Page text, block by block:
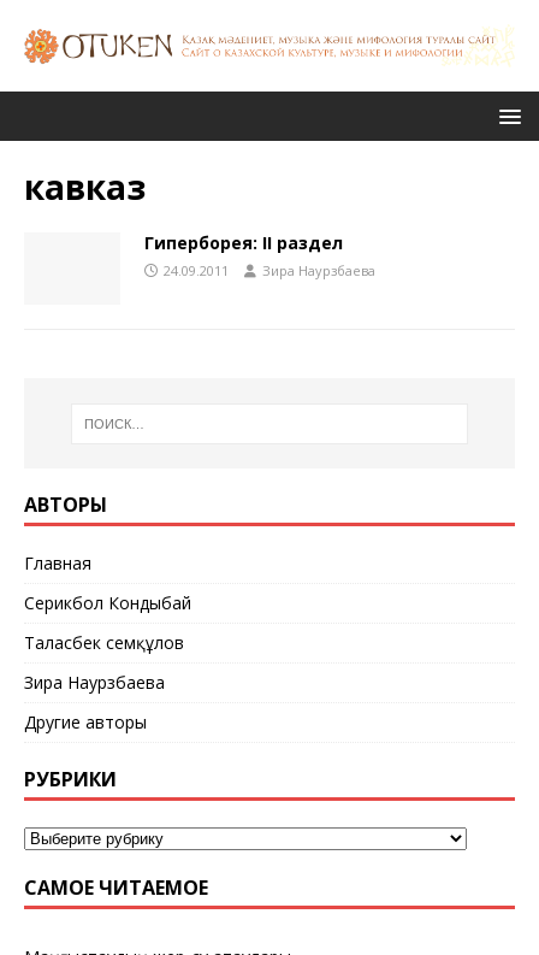
кавказ
Гиперборея: ҮІІ раздел
24.09.2011 Зира Наурзбаева
АВТОРЫ
Главная
Серикбол Кондыбай
Таласбек Әсемқұлов
Зира Наурзбаева
Другие авторы
РУБРИКИ
САМОЕ ЧИТАЕМОЕ